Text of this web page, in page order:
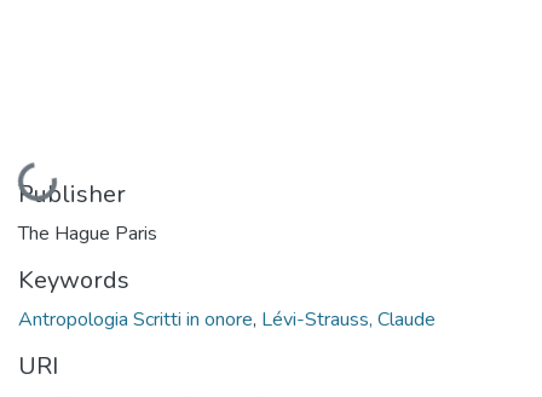
Loading...
Publisher
The Hague Paris
Keywords
Antropologia Scritti in onore, Lévi-Strauss, Claude
URI